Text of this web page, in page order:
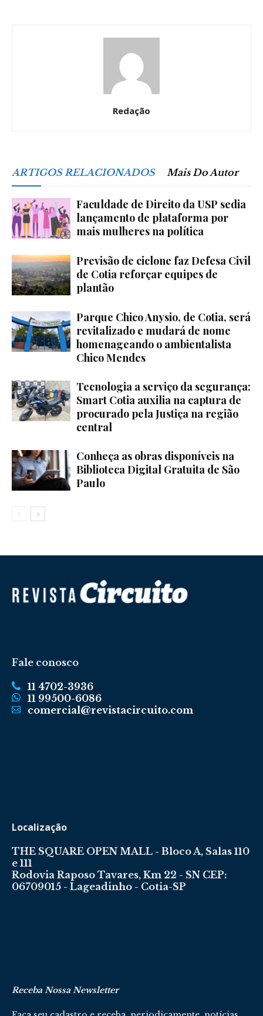
Redação
ARTIGOS RELACIONADOS Mais Do Autor
Faculdade de Direito da USP sedia
lançamento de plataforma por
mais mulheres na política
Previsão de ciclone faz Defesa Civil
de Cotia reforçar equipes de
plantão
Parque Chico Anysio, de Cotia, será
revitalizado e mudará de nome
homenageando o ambientalista
Chico Mendes
Tecnologia a serviço da segurança:
Smart Cotia auxilia na captura de
procurado pela Justiça na região
central
Conheça as obras disponíveis na
Biblioteca Digital Gratuita de São
Paulo
Fale conosco
11 4702-3936
11 99500-6086
comercial@revistacircuito.com
Localização
THE SQUARE OPEN MALL - Bloco A, Salas 110
e 111
Rodovia Raposo Tavares, Km 22 - SN CEP:
06709015 - Lageadinho - Cotia-SP
Receba Nossa Newsletter